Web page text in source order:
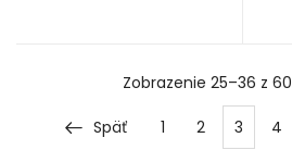
Zobrazenie 25–36 z 60
Späť 1 2 3 4